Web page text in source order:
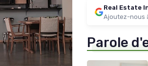
Real Estate
Ajoutez-nous
Parole